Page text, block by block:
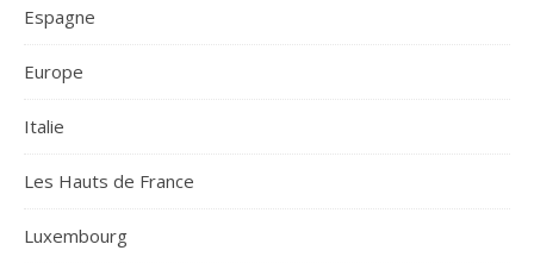
Espagne
Europe
Italie
Les Hauts de France
Luxembourg